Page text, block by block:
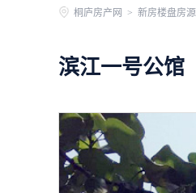
桐庐房产网 > 新房楼盘房
滨江一号公馆